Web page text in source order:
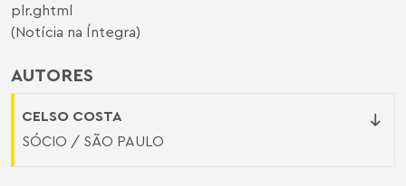
AUTORES
CELSO COSTA
SÓCIO / SÃO PAULO
plr.ghtml
(Notícia na Íntegra)